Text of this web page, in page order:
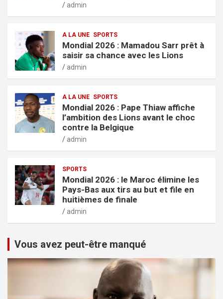
admin
A LA UNE SPORTS
Mondial 2026 : Mamadou Sarr prêt à
saisir sa chance avec les Lions
admin
A LA UNE SPORTS
Mondial 2026 : Pape Thiaw affiche
l’ambition des Lions avant le choc
contre la Belgique
admin
SPORTS
Mondial 2026 : le Maroc élimine les
Pays-Bas aux tirs au but et file en
huitièmes de finale
admin
Vous avez peut-être manqué